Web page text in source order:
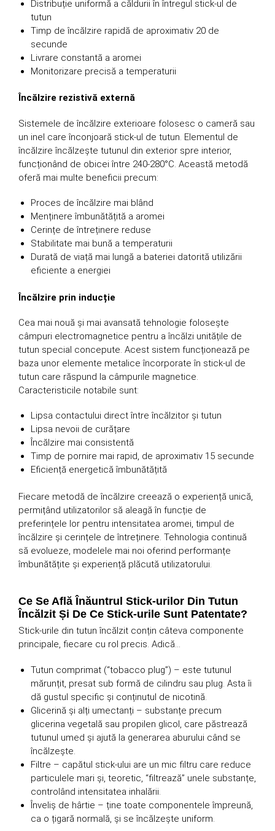
Distribuție uniformă a căldurii în întregul stick-ul de
tutun
Timp de încălzire rapidă de aproximativ 20 de
secunde
Livrare constantă a aromei
Monitorizare precisă a temperaturii
Încălzire rezistivă externă
Sistemele de încălzire exterioare folosesc o cameră sau
un inel care înconjoară stick-ul de tutun. Elementul de
încălzire încălzește tutunul din exterior spre interior,
funcționând de obicei între 240-280°C. Această metodă
oferă mai multe beneficii precum:
Proces de încălzire mai blând
Menținere îmbunătățită a aromei
Cerințe de întreținere reduse
Stabilitate mai bună a temperaturii
Durată de viață mai lungă a bateriei datorită utilizării
eficiente a energiei
Încălzire prin inducție
Cea mai nouă și mai avansată tehnologie folosește
câmpuri electromagnetice pentru a încălzi unitățile de
tutun special concepute. Acest sistem funcționează pe
baza unor elemente metalice încorporate în stick-ul de
tutun care răspund la câmpurile magnetice.
Caracteristicile notabile sunt:
Lipsa contactului direct între încălzitor și tutun
Lipsa nevoii de curățare
Încălzire mai consistentă
Timp de pornire mai rapid, de aproximativ 15 secunde
Eficiență energetică îmbunătățită
Fiecare metodă de încălzire creează o experiență unică,
permițând utilizatorilor să aleagă în funcție de
preferințele lor pentru intensitatea aromei, timpul de
încălzire și cerințele de întreținere. Tehnologia continuă
să evolueze, modelele mai noi oferind performanțe
îmbunătățite și experiență plăcută utilizatorului.
Ce Se Află Înăuntrul Stick-urilor Din Tutun
Încălzit Și De Ce Stick-urile Sunt Patentate?
Stick-urile din tutun încălzit conțin câteva componente
principale, fiecare cu rol precis. Adică…
Tutun comprimat (“tobacco plug”) – este tutunul
mărunțit, presat sub formă de cilindru sau plug. Asta îi
dă gustul specific și conținutul de nicotină.
Glicerină și alți umectanți – substanțe precum
glicerina vegetală sau propilen glicol, care păstrează
tutunul umed și ajută la generarea aburului când se
încălzește.
Filtre – capătul stick-ului are un mic filtru care reduce
particulele mari și, teoretic, “filtrează” unele substanțe,
controlând intensitatea inhalării.
Înveliș de hârtie – ține toate componentele împreună,
ca o țigară normală, și se încălzește uniform.